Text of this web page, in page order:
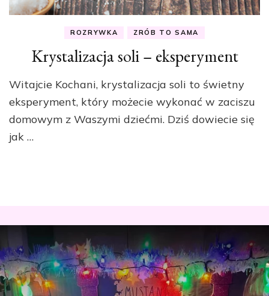
ROZRYWKA ZRÓB TO SAMA
Krystalizacja soli – eksperyment
Witajcie Kochani, krystalizacja soli to świetny
eksperyment, który możecie wykonać w zaciszu
domowym z Waszymi dziećmi. Dziś dowiecie się
jak …